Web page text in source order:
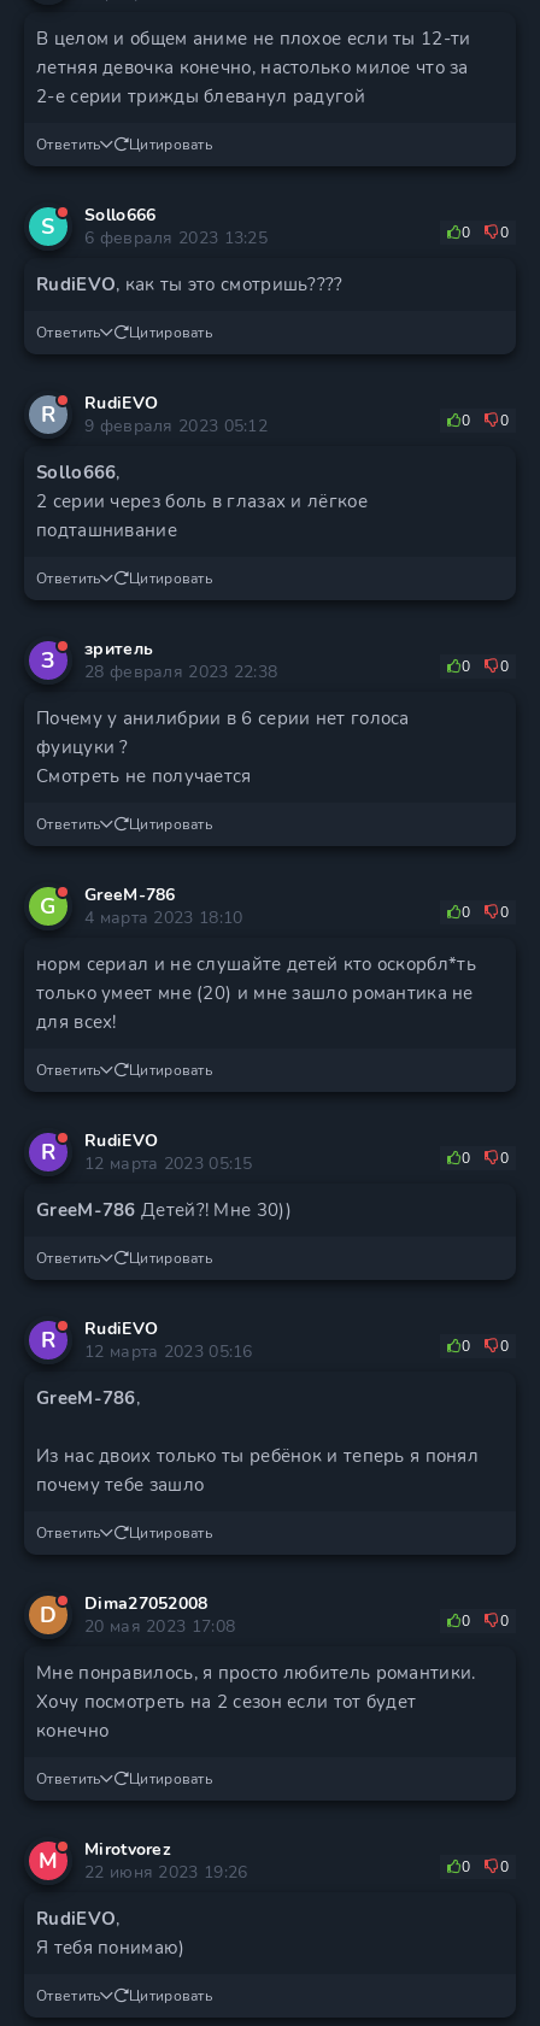
В целом и общем аниме не плохое если ты 12-ти
летняя девочка конечно, настолько милое что за
2-е серии трижды блеванул радугой
Ответить Цитировать
S
Sollo666
6 февраля 2023 13:25
0 0
RudiEVO, как ты это смотришь????
Ответить Цитировать
R
RudiEVO
9 февраля 2023 05:12
0 0
Sollo666,
2 серии через боль в глазах и лёгкое
подташнивание
Ответить Цитировать
З
зритель
28 февраля 2023 22:38
0 0
Почему у анилибрии в 6 серии нет голоса
фуицуки ?
Смотреть не получается
Ответить Цитировать
G
GreeM-786
4 марта 2023 18:10
0 0
норм сериал и не слушайте детей кто оскорбл*ть
только умеет мне (20) и мне зашло романтика не
для всех!
Ответить Цитировать
R
RudiEVO
12 марта 2023 05:15
0 0
GreeM-786 Детей?! Мне 30))
Ответить Цитировать
R
RudiEVO
12 марта 2023 05:16
0 0
GreeM-786,
Из нас двоих только ты ребёнок и теперь я понял
почему тебе зашло
Ответить Цитировать
D
Dima27052008
20 мая 2023 17:08
0 0
Мне понравилось, я просто любитель романтики.
Хочу посмотреть на 2 сезон если тот будет
конечно
Ответить Цитировать
M
Mirotvorez
22 июня 2023 19:26
0 0
RudiEVO,
Я тебя понимаю)
Ответить Цитировать